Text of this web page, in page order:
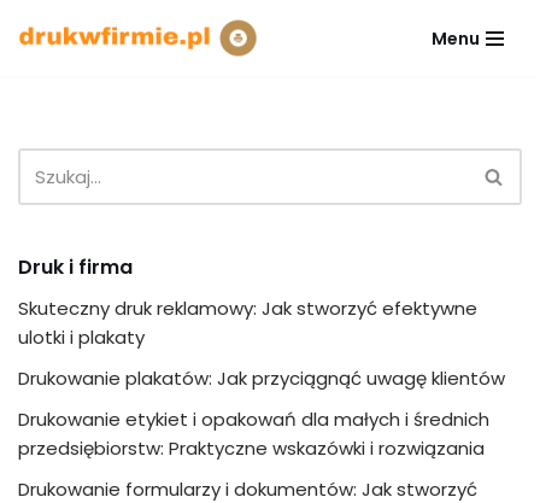
Menu
Druk i firma
Skuteczny druk reklamowy: Jak stworzyć efektywne
ulotki i plakaty
Drukowanie plakatów: Jak przyciągnąć uwagę klientów
Drukowanie etykiet i opakowań dla małych i średnich
przedsiębiorstw: Praktyczne wskazówki i rozwiązania
Drukowanie formularzy i dokumentów: Jak stworzyć